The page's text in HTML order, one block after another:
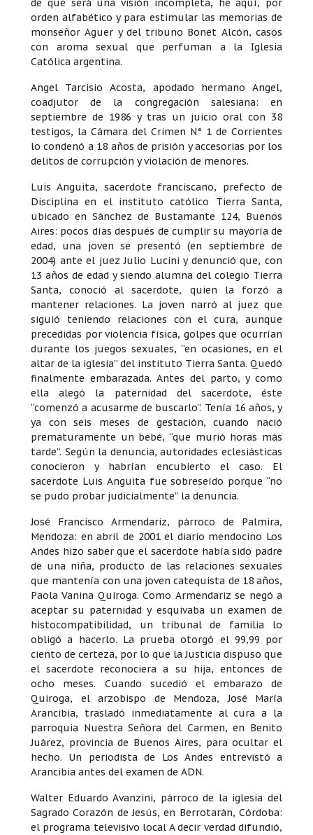
de que será una visión incompleta, he aquí, por
orden alfabético y para estimular las memorias de
monseñor Aguer y del tribuno Bonet Alcón, casos
con aroma sexual que perfuman a la Iglesia
Católica argentina.
Angel Tarcisio Acosta, apodado hermano Angel,
coadjutor de la congregación salesiana: en
septiembre de 1986 y tras un juicio oral con 38
testigos, la Cámara del Crimen N° 1 de Corrientes
lo condenó a 18 años de prisión y accesorias por los
delitos de corrupción y violación de menores.
Luis Anguita, sacerdote franciscano, prefecto de
Disciplina en el instituto católico Tierra Santa,
ubicado en Sánchez de Bustamante 124, Buenos
Aires: pocos días después de cumplir su mayoría de
edad, una joven se presentó (en septiembre de
2004) ante el juez Julio Lucini y denunció que, con
13 años de edad y siendo alumna del colegio Tierra
Santa, conoció al sacerdote, quien la forzó a
mantener relaciones. La joven narró al juez que
siguió teniendo relaciones con el cura, aunque
precedidas por violencia física, golpes que ocurrían
durante los juegos sexuales, “en ocasiones, en el
altar de la iglesia” del instituto Tierra Santa. Quedó
finalmente embarazada. Antes del parto, y como
ella alegó la paternidad del sacerdote, éste
“comenzó a acusarme de buscarlo”. Tenía 16 años, y
ya con seis meses de gestación, cuando nació
prematuramente un bebé, “que murió horas más
tarde”. Según la denuncia, autoridades eclesiásticas
conocieron y habrían encubierto el caso. El
sacerdote Luis Anguita fue sobreseído porque “no
se pudo probar judicialmente” la denuncia.
José Francisco Armendariz, párroco de Palmira,
Mendoza: en abril de 2001 el diario mendocino Los
Andes hizo saber que el sacerdote había sido padre
de una niña, producto de las relaciones sexuales
que mantenía con una joven catequista de 18 años,
Paola Vanina Quiroga. Como Armendariz se negó a
aceptar su paternidad y esquivaba un examen de
histocompatibilidad, un tribunal de familia lo
obligó a hacerlo. La prueba otorgó el 99,99 por
ciento de certeza, por lo que la Justicia dispuso que
el sacerdote reconociera a su hija, entonces de
ocho meses. Cuando sucedió el embarazo de
Quiroga, el arzobispo de Mendoza, José María
Arancibia, trasladó inmediatamente al cura a la
parroquia Nuestra Señora del Carmen, en Benito
Juárez, provincia de Buenos Aires, para ocultar el
hecho. Un periodista de Los Andes entrevistó a
Arancibia antes del examen de ADN.
Walter Eduardo Avanzini, párroco de la iglesia del
Sagrado Corazón de Jesús, en Berrotarán, Córdoba:
el programa televisivo local A decir verdad difundió,